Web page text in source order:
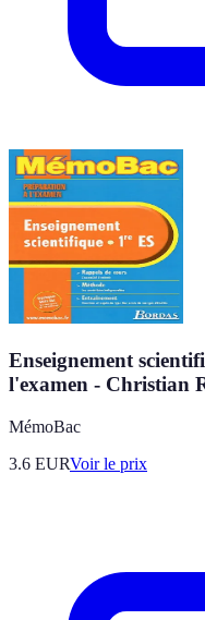
Enseignement
l'examen - Christian
MémoBac
3.6 EURVoir le prix